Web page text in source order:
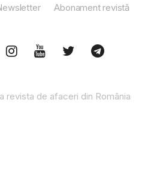
Abonament revistă
revista de afaceri din România